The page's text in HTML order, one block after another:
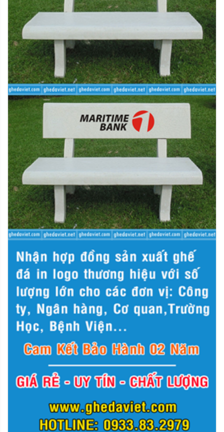
- Riêng đối với các đơn hàng thanh toán qua thẻ tín
dụng quốc tế, chúng tôi sẽ áp dụng hình thức hoàn tiền
vào tài khoản thanh toán của chủ thẻ
- Hoàn tiền mặt trực tiếp tại văn phòng
Mọi chi tiết hoặc thắc mắc quý khách vui lòng liên hệ với
chúng tôi qua số điện thoại hỗ trợ hoặc để lại lời nhắn
tại website. Xin chân thành cảm ơn.